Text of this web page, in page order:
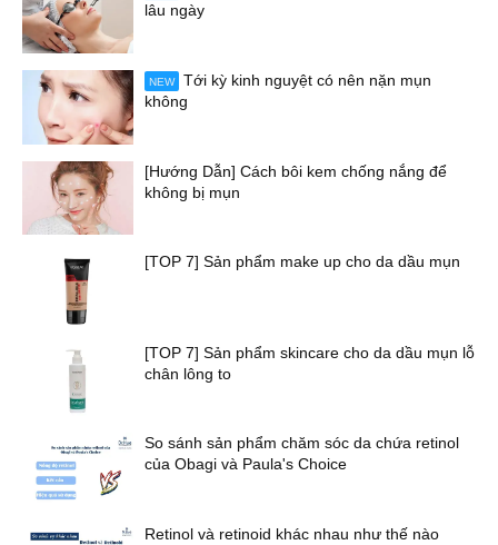
lâu ngày
NEW
Tới kỳ kinh nguyệt có nên nặn mụn
không
[Hướng Dẫn] Cách bôi kem chống nắng để
không bị mụn
[TOP 7] Sản phẩm make up cho da dầu mụn
[TOP 7] Sản phẩm skincare cho da dầu mụn lỗ
chân lông to
So sánh sản phẩm chăm sóc da chứa retinol
của Obagi và Paula's Choice
Retinol và retinoid khác nhau như thế nào